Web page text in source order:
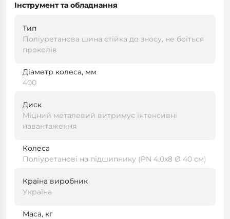
Інструмент та обладнання
Тип
Поліуретанова шина стійка до зносу, не боїться
проколів
Діаметр колеса, мм
400
Диск
Міцний металевий витримує інтенсивні
навантаження
Колеса
Поліуретанові на підшипнику (PN 4.0х8 Ø 40 см)
Країна виробник
Україна
Маса, кг